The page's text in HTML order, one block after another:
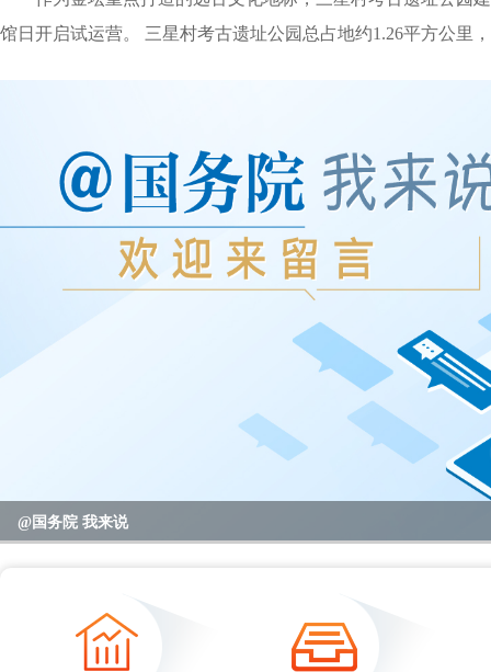
馆日开启试运营。 三星村考古遗址公园总占地约1.26平方公里
2023年度国务院推动高质量发展综合督查问题线索征集